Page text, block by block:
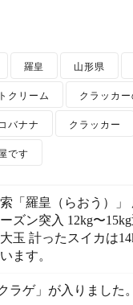
羅皇 山形県
クリーム クラッカ
バナナ クラッカー
です
「羅皇（らおう）」
ズン突入 12kg〜
玉 計ったスイカは
ます。
ラゲ」が入りました。